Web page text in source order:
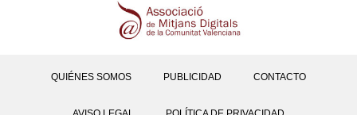
QUIÉNES SOMOS PUBLICIDAD CONTACTO
AVISO LEGAL POLÍTICA DE PRIVACIDAD